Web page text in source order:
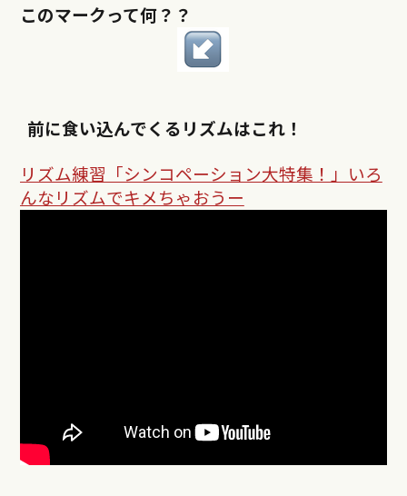
このマークって何？？
前に食い込んでくるリズムはこれ！
リズム練習「シンコペーション大特集！」いろ
んなリズムでキメちゃおうー